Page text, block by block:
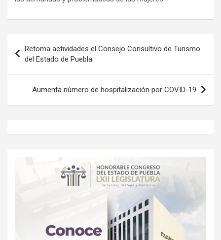
de
entradas
Retoma actividades el Consejo Consultivo de Turismo
del Estado de Puebla
Aumenta número de hospitalización por COVID-19